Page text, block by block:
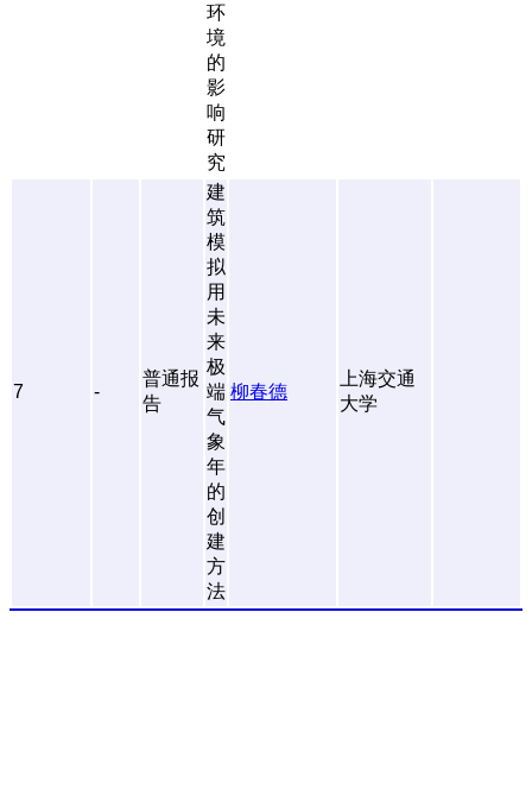
环
境
的
影
响
研
究
7 -
普通报
告
建
筑
模
拟
用
未
来
极
端
气
象
年
的
创
建
方
法
柳春德
上海交通
大学